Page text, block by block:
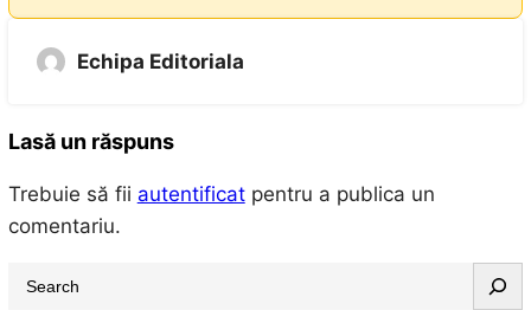
Echipa Editoriala
Lasă un răspuns
Trebuie să fii autentificatpentru a publica un
comentariu.